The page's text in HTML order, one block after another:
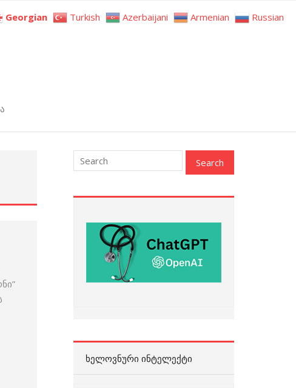
ᲮᲔᲚᲝᲕᲜᲣᲠᲘ ᲘᲜᲢᲔᲚᲔᲥᲢᲘ
Georgian Turkish Azerbaijani Armenian Russian